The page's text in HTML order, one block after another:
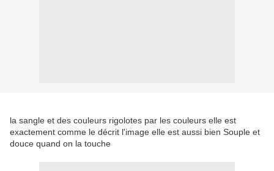
la sangle et des couleurs rigolotes par les couleurs elle est
exactement comme le décrit l'image elle est aussi bien Souple et
douce quand on la touche